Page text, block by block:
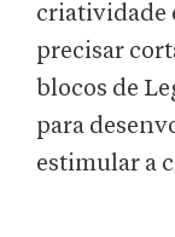
criatividade
precisar
blocos de
para
estimular a